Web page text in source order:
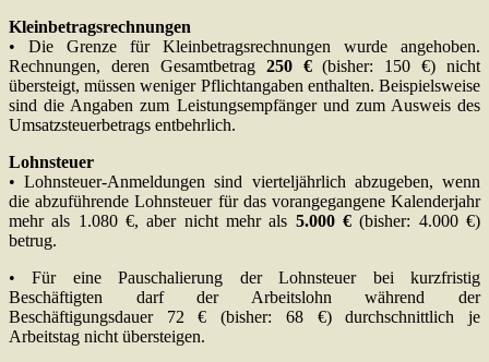
Kleinbetragsrechnungen
• Die Grenze für Kleinbetragsrechnungen wurde angehoben.
Rechnungen, deren Gesamtbetrag 250 €(bisher: 150 €) nicht
übersteigt, müssen weniger Pflichtangaben enthalten. Beispielsweise
sind die Angaben zum Leistungsempfänger und zum Ausweis des
Umsatzsteuerbetrags entbehrlich.
Lohnsteuer
• Lohnsteuer-Anmeldungen sind vierteljährlich abzugeben, wenn
die abzuführende Lohnsteuer für das vorangegangene Kalenderjahr
mehr als 1.080 €, aber nicht mehr als 5.000 € (bisher: 4.000 €)
betrug.
• Für eine Pauschalierung der Lohnsteuer bei kurzfristig
Beschäftigten darf der Arbeitslohn während der
Beschäftigungsdauer 72 € (bisher: 68 €) durchschnittlich je
Arbeitstag nicht übersteigen.